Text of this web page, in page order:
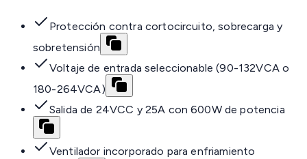
Protección contra cortocircuito, sobrecarga y
sobretensión
Voltaje de entrada seleccionable (90-132VCA o
180-264VCA)
Salida de 24VCC y 25A con 600W de potencia
Ventilador incorporado para enfriamiento